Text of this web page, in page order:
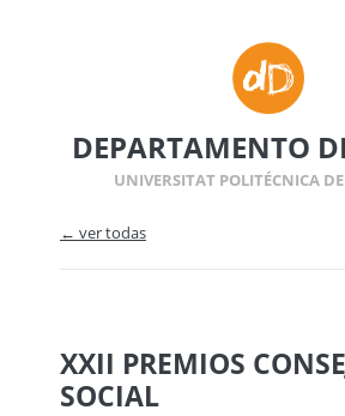
DEPARTAMENTO
UNIVERSITAT POLITÉCNICA
← ver todas
XXII PREMIOS
SOCIAL